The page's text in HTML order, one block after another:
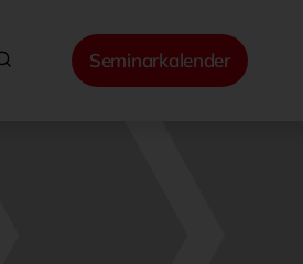
Seminarkalender